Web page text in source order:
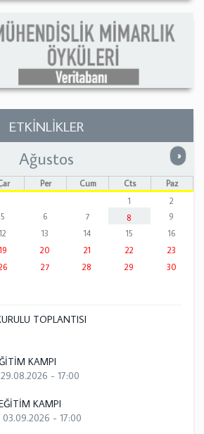
ETKİNLİKLER
»
Ağustos
Per Cum Cts
Paz
1
2
5 6 7 8
9
12 13 14 15
16
20 21 22
23
27 28 29
30
TOPLANTISI
KAMPI
29.08.2026 - 17:00
KAMPI
03.09.2026 - 17:00